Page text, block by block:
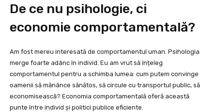
De ce nu psihologie, ci
economie comportamentală?
Am fost mereu interesată de comportamentul uman. Psihologia
merge foarte adânc în individ. Eu am vrut să înțeleg
comportamentul pentru a schimba lumea: cum putem convinge
oamenii să mănânce sănătos, să circule cu transportul public, să
economisească? Economia comportamentală oferă această
punte între individ și politici publice eficiente.